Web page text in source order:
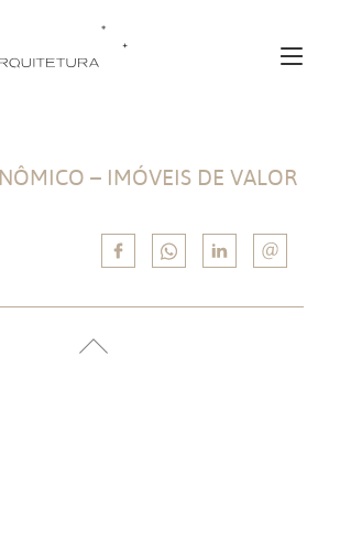
– IMÓVEIS DE VALOR